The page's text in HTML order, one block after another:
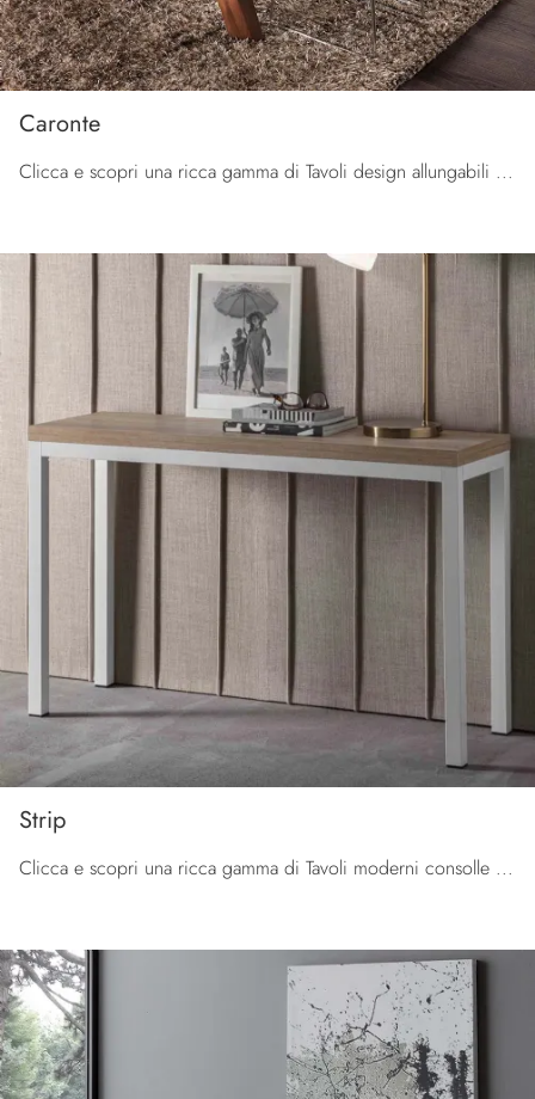
Caronte
Clicca e scopri una ricca gamma di Tavoli design allungabili da pranzo! Il modello Caronte di La Seggiola ti aspetta.
Strip
Clicca e scopri una ricca gamma di Tavoli moderni consolle da pranzo! Il modello Strip di La Seggiola ti aspetta.